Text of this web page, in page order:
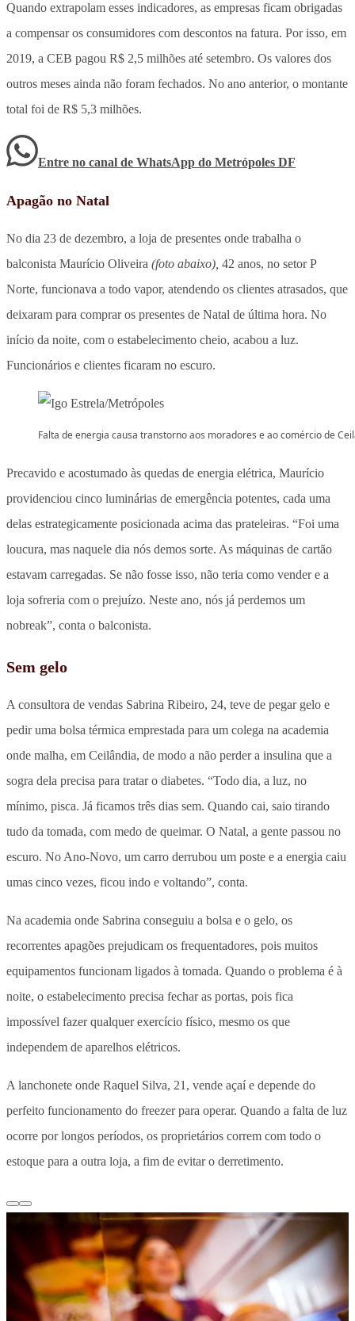
Quando extrapolam esses indicadores, as empresas ficam obrigadas
a compensar os consumidores com descontos na fatura. Por isso, em
2019, a CEB pagou R$ 2,5 milhões até setembro. Os valores dos
outros meses ainda não foram fechados. No ano anterior, o montante
total foi de R$ 5,3 milhões.
Entre no canal de WhatsApp do Metrópoles DF
Apagão no Natal
No dia 23 de dezembro, a loja de presentes onde trabalha o
balconista Maurício Oliveira (foto abaixo), 42 anos, no setor P
Norte, funcionava a todo vapor, atendendo os clientes atrasados, que
deixaram para comprar os presentes de Natal de última hora. No
início da noite, com o estabelecimento cheio, acabou a luz.
Funcionários e clientes ficaram no escuro.
Falta de energia causa transtorno aos moradores e ao comércio de
Precavido e acostumado às quedas de energia elétrica, Maurício
providenciou cinco luminárias de emergência potentes, cada uma
delas estrategicamente posicionada acima das prateleiras. “Foi uma
loucura, mas naquele dia nós demos sorte. As máquinas de cartão
estavam carregadas. Se não fosse isso, não teria como vender e a
loja sofreria com o prejuízo. Neste ano, nós já perdemos um
nobreak”, conta o balconista.
Sem gelo
A consultora de vendas Sabrina Ribeiro, 24, teve de pegar gelo e
pedir uma bolsa térmica emprestada para um colega na academia
onde malha, em Ceilândia, de modo a não perder a insulina que a
sogra dela precisa para tratar o diabetes. “Todo dia, a luz, no
mínimo, pisca. Já ficamos três dias sem. Quando cai, saio tirando
tudo da tomada, com medo de queimar. O Natal, a gente passou no
escuro. No Ano-Novo, um carro derrubou um poste e a energia caiu
umas cinco vezes, ficou indo e voltando”, conta.
Na academia onde Sabrina conseguiu a bolsa e o gelo, os
recorrentes apagões prejudicam os frequentadores, pois muitos
equipamentos funcionam ligados à tomada. Quando o problema é à
noite, o estabelecimento precisa fechar as portas, pois fica
impossível fazer qualquer exercício físico, mesmo os que
independem de aparelhos elétricos.
A lanchonete onde Raquel Silva, 21, vende açaí e depende do
perfeito funcionamento do freezer para operar. Quando a falta de luz
ocorre por longos períodos, os proprietários correm com todo o
estoque para a outra loja, a fim de evitar o derretimento.